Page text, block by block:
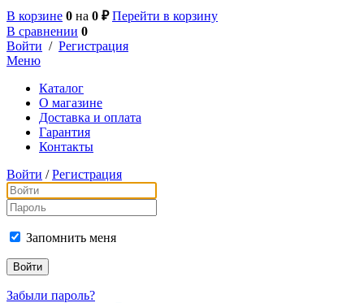
В корзине 0 на 0 ₽ Перейти в корзину
В сравнении 0
Войти / Регистрация
Меню
Каталог
О магазине
Доставка и оплата
Гарантия
Контакты
Войти / Регистрация
Запомнить меня
Забыли пароль?